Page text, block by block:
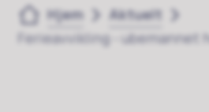
Du er her:
Hjem
Aktuelt
Ferieavvikling - ubemannet